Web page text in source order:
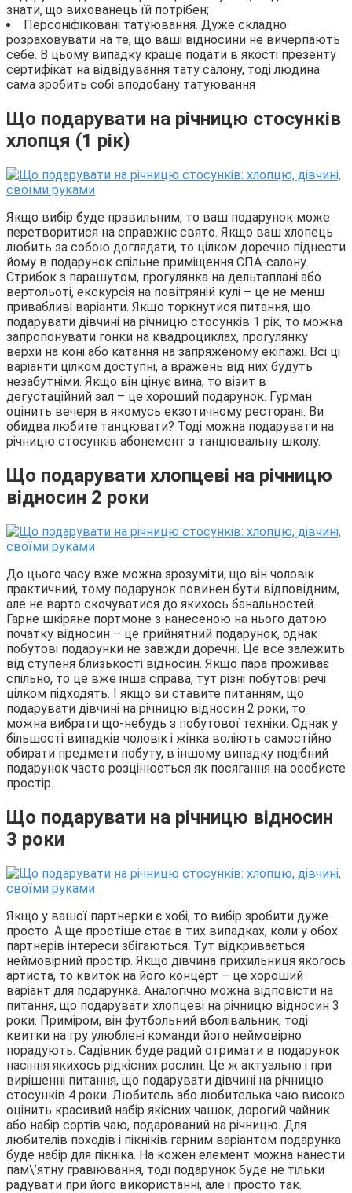
знати, що вихованець їй потрібен;
Персоніфіковані татуювання. Дуже складно
розраховувати на те, що ваші відносини не вичерпають
себе. В цьому випадку краще подати в якості презенту
сертифікат на відвідування тату салону, тоді людина
сама зробить собі вподобану татуювання
Що подарувати на річницю стосунків
хлопця (1 рік)
Якщо вибір буде правильним, то ваш подарунок може
перетворитися на справжнє свято. Якщо ваш хлопець
любить за собою доглядати, то цілком доречно піднести
йому в подарунок спільне приміщення СПА-салону.
Стрибок з парашутом, прогулянка на дельтаплані або
вертольоті, екскурсія на повітряній кулі – це не менш
привабливі варіанти. Якщо торкнутися питання, що
подарувати дівчині на річницю стосунків 1 рік, то можна
запропонувати гонки на квадроциклах, прогулянку
верхи на коні або катання на запряженому екіпажі. Всі ці
варіанти цілком доступні, а вражень від них будуть
незабутніми. Якщо він цінує вина, то візит в
дегустаційний зал – це хороший подарунок. Гурман
оцінить вечеря в якомусь екзотичному ресторані. Ви
обидва любите танцювати? Тоді можна подарувати на
річницю стосунків абонемент з танцювальну школу.
Що подарувати хлопцеві на річницю
відносин 2 роки
До цього часу вже можна зрозуміти, що він чоловік
практичний, тому подарунок повинен бути відповідним,
але не варто скочуватися до якихось банальностей.
Гарне шкіряне портмоне з нанесеною на нього датою
початку відносин – це прийнятний подарунок, однак
побутові подарунки не завжди доречні. Це все залежить
від ступеня близькості відносин. Якщо пара проживає
спільно, то це вже інша справа, тут різні побутові речі
цілком підходять. І якщо ви ставите питанням, що
подарувати дівчині на річницю відносин 2 роки, то
можна вибрати що-небудь з побутової техніки. Однак у
більшості випадків чоловік і жінка воліють самостійно
обирати предмети побуту, в іншому випадку подібний
подарунок часто розцінюється як посягання на особисте
простір.
Що подарувати на річницю відносин
3 роки
Якщо у вашої партнерки є хобі, то вибір зробити дуже
просто. А ще простіше стає в тих випадках, коли у обох
партнерів інтереси збігаються. Тут відкривається
неймовірний простір. Якщо дівчина прихильниця якогось
артиста, то квиток на його концерт – це хороший
варіант для подарунка. Аналогічно можна відповісти на
питання, що подарувати хлопцеві на річницю відносин 3
роки. Приміром, він футбольний вболівальник, тоді
квитки на гру улюблені команди його неймовірно
порадують. Садівник буде радий отримати в подарунок
насіння якихось рідкісних рослин. Це ж актуально і при
вирішенні питання, що подарувати дівчині на річницю
стосунків 4 роки. Любитель або любителька чаю високо
оцінить красивий набір якісних чашок, дорогий чайник
або набір сортів чаю, подарований на річницю. Для
любителів походів і пікніків гарним варіантом подарунка
буде набір для пікніка. На кожен елемент можна нанести
пам\’ятну гравіювання, тоді подарунок буде не тільки
радувати при його використанні, але і просто так.